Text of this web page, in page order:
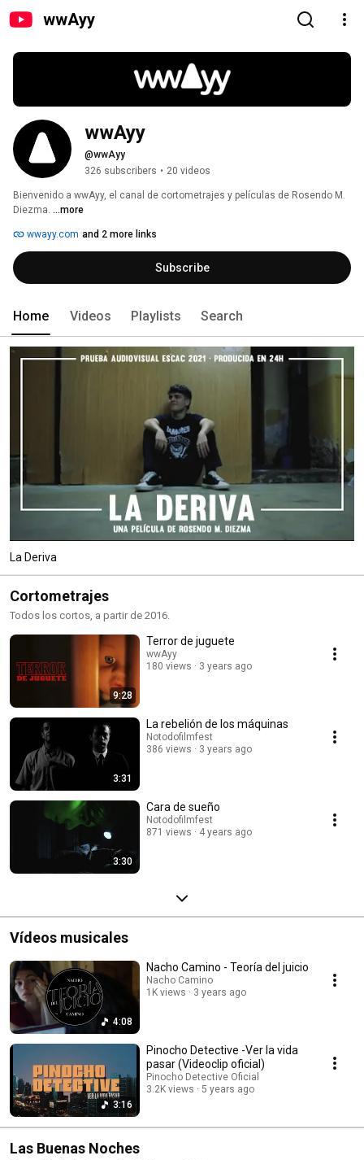
wwAyy
wwAyy
@wwAyy
326 subscribers • 20 videos
Bienvenido a wwAyy, el canal de cortometrajes y películas de Rosendo M.
Diezma. ...more
wwayy.com and 2 more links
Subscribe
Home Videos Playlists Search
La Deriva
Cortometrajes
Todos los cortos, a partir de 2016.
9:28
Terror de juguete
wwAyy
180 views
3 years ago
3:31
La rebelión de los máquinas
Notodofilmfest
386 views
3 years ago
3:30
Cara de sueño
Notodofilmfest
871 views
4 years ago
Vídeos musicales
4:08
Nacho Camino - Teoría del juicio
Nacho Camino
1K views
3 years ago
3:16
Pinocho Detective -Ver la vida
pasar (Videoclip oficial)
Pinocho Detective Oficial
3.2K views
5 years ago
Las Buenas Noches